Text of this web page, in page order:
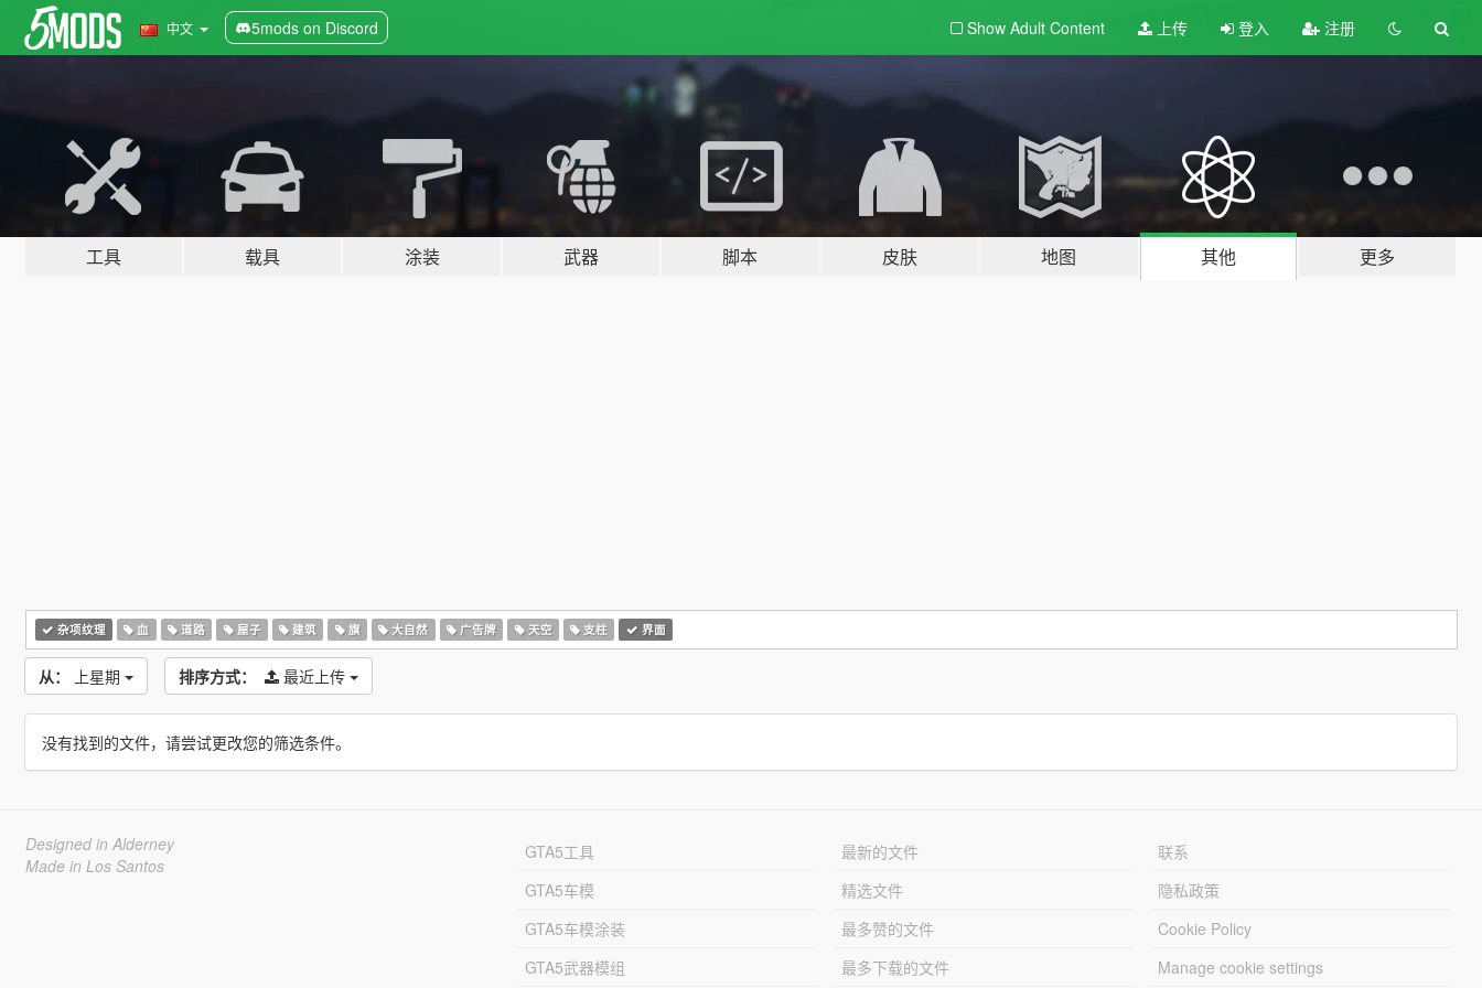
中文 5mods on Discord Show Adult Content 上传 登入 注册
工具 载具 涂装 武器 脚本 皮肤 地图 其他 更多
杂项纹理 血 道路 屋子 建筑 旗 大自然 广告牌 天空 支柱 界面
从： 上星期 排序方式： 最近上传
没有找到的文件，请尝试更改您的筛选条件。
Designed in Alderney
Made in Los Santos
GTA5工具
GTA5车模
GTA5车模涂装
GTA5武器模组
最新的文件
精选文件
最多赞的文件
最多下载的文件
联系
隐私政策
Cookie Policy
Manage cookie settings